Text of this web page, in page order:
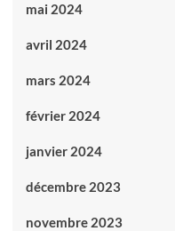
mai 2024
avril 2024
mars 2024
février 2024
janvier 2024
décembre 2023
novembre 2023